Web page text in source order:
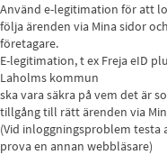
Använd e-legitimation för att
följa ärenden via Mina sidor
företagare.
E-legitimation, t ex Freja eID
Laholms kommun
ska vara säkra på vem det är
tillgång till rätt ärenden via
(Vid inloggningsproblem
prova en annan webbläsare)